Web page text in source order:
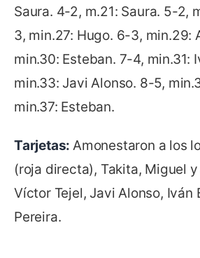
Saura. 4-2, m.21: Saura. 5-2,
3, min.27: Hugo. 6-3, min.29:
min.30: Esteban. 7-4, min.31:
min.33: Javi Alonso. 8-5,
min.37: Esteban.
Tarjetas: Amonestaron a los
(roja directa), Takita, Miguel
Víctor Tejel, Javi Alonso, Iván
Pereira.